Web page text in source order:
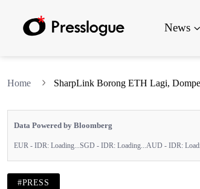
News
Home SharpLink Borong ETH Lagi,
Data Powered by Bloomberg
EUR - IDR: Loading...SGD - IDR: Loading...AUD - IDR:
#PRESS